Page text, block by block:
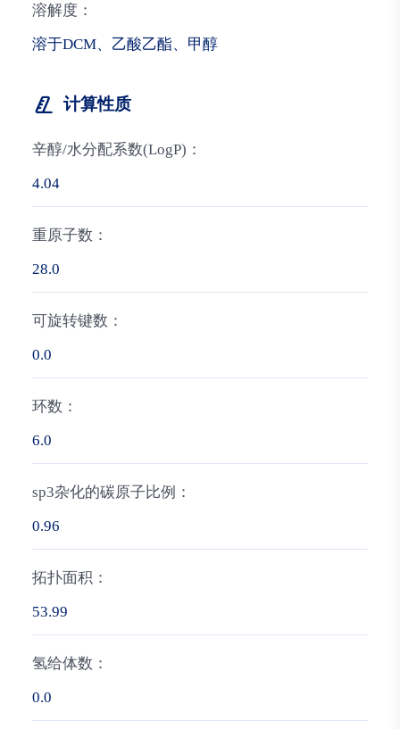
溶解度：
溶于DCM、乙酸乙酯、甲醇
计算性质
辛醇/水分配系数(LogP)：
4.04
重原子数：
28.0
可旋转键数：
0.0
环数：
6.0
sp3杂化的碳原子比例：
0.96
拓扑面积：
53.99
氢给体数：
0.0